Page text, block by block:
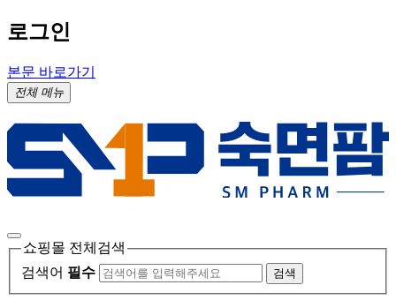
로그인
본문 바로가기
전체 메뉴
쇼핑몰 전체검색
검색어 필수 검색